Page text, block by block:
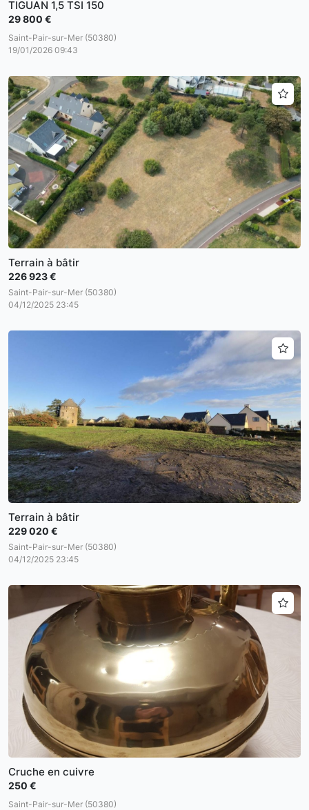
TIGUAN 1,5 TSI 150
29 800 €
Saint-Pair-sur-Mer (50380)
19/01/2026 09:43
Terrain à bâtir
226 923 €
Saint-Pair-sur-Mer (50380)
04/12/2025 23:45
Terrain à bâtir
229 020 €
Saint-Pair-sur-Mer (50380)
04/12/2025 23:45
Cruche en cuivre
250 €
Saint-Pair-sur-Mer (50380)